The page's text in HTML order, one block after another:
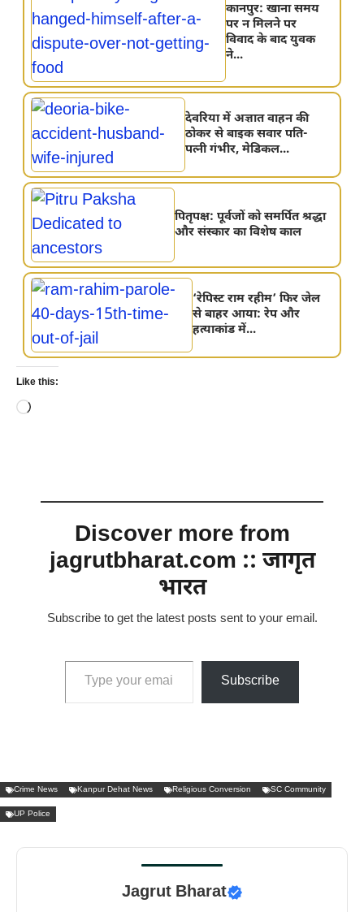
कानपुर: खाना समय
पर न मिलने पर
विवाद के बाद युवक
ने...
देवरिया में अज्ञात वाहन की
ठोकर से बाइक सवार पति-
पत्नी गंभीर, मेडिकल...
पितृपक्ष: पूर्वजों को समर्पित श्रद्धा
और संस्कार का विशेष काल
‘रेपिस्ट राम रहीम’ फिर जेल
से बाहर आया: रेप और
हत्याकांड में...
Like this:
Loading…
Discover more from
jagrutbharat.com :: जागृत
भारत
Subscribe to get the latest posts sent to your email.
Type your email…
Subscribe
Crime News Kanpur Dehat News Religious Conversion SC Community
UP Police
Jagrut Bharat